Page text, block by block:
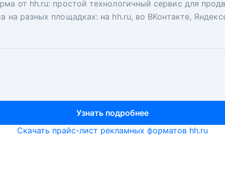
от hh.ru: простой технологичный сервис для
на разных площадках: на hh.ru, во ВКонтакте,
Узнать подробнее
вакансий на главной странице hh.ru.
ключ. Решите, сколько кандидатов и когда вам
рекрутеры и проектные менеджеры hh.ru с
Узнать подробнее
Скачать прайс-лист рекламных форматов hh.ru